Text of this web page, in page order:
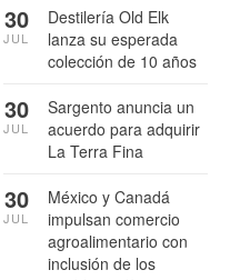
Destilería Old Elk
lanza su esperada
colección de 10 años
30
JUL
Sargento anuncia un
acuerdo para adquirir
La Terra Fina
30
JUL
México y Canadá
impulsan comercio
agroalimentario con
inclusión de los
30
JUL